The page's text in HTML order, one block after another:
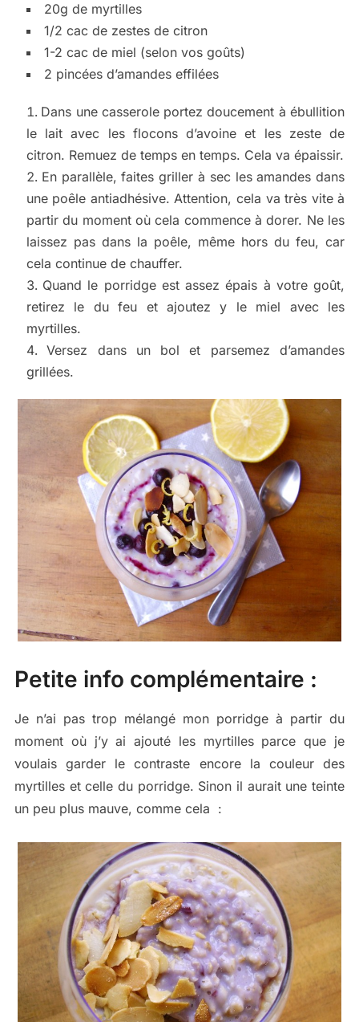
20g de myrtilles
1/2 cac de zestes de citron
1-2 cac de miel (selon vos goûts)
2 pincées d’amandes effilées
Dans une casserole portez doucement à ébullition
le lait avec les flocons d’avoine et les zeste de
citron. Remuez de temps en temps. Cela va épaissir.
En parallèle, faites griller à sec les amandes dans
une poêle antiadhésive. Attention, cela va très vite à
partir du moment où cela commence à dorer. Ne les
laissez pas dans la poêle, même hors du feu, car
cela continue de chauffer.
Quand le porridge est assez épais à votre goût,
retirez le du feu et ajoutez y le miel avec les
myrtilles.
Versez dans un bol et parsemez d’amandes
grillées.
Petite info complémentaire :
Je n’ai pas trop mélangé mon porridge à partir du
moment où j’y ai ajouté les myrtilles parce que je
voulais garder le contraste encore la couleur des
myrtilles et celle du porridge. Sinon il aurait une teinte
un peu plus mauve, comme cela :